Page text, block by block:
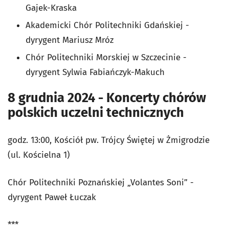
Gajek-Kraska
Akademicki Chór Politechniki Gdańskiej -
dyrygent Mariusz Mróz
Chór Politechniki Morskiej w Szczecinie -
dyrygent Sylwia Fabiańczyk-Makuch
8 grudnia 2024 - Koncerty chórów
polskich uczelni technicznych
godz. 13:00, Kościół pw. Trójcy Świętej w Żmigrodzie
(ul. Kościelna 1)
Chór Politechniki Poznańskiej „Volantes Soni” -
dyrygent Paweł Łuczak
***